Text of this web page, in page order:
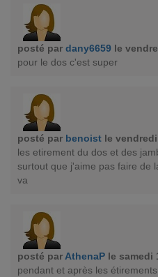
posté par dany6659 le
pour le dos c'est super
posté par benoist le
les etirement du dos et des
surtout que j'aime pas faire de
va
posté parAthenaP le samedi
pendant et après les